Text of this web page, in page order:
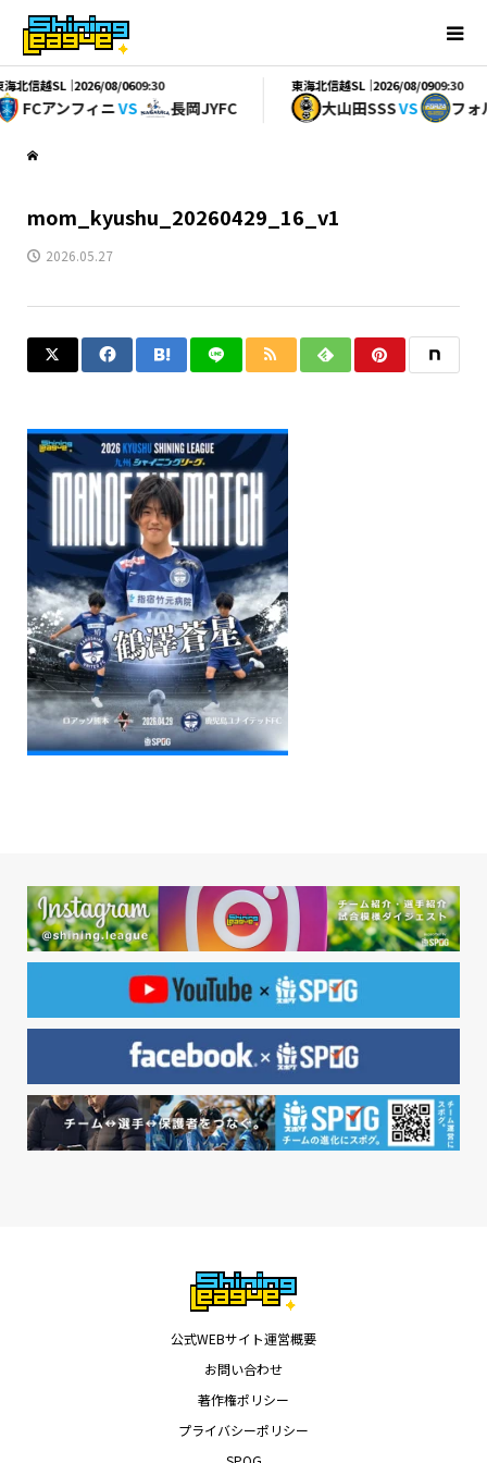
北信越SL｜2026/08/0609:30
FCアンフィニVS 長岡JYFC
東海北信越SL｜2026/08/0909:30
大山田SSSVS フォ
mom_kyushu_20260429_16_v1
2026.05.27
公式WEBサイト運営概要
お問い合わせ
著作権ポリシー
プライバシーポリシー